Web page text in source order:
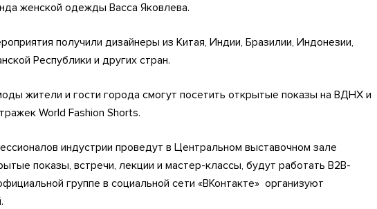
женской одежды Васса Яковлева.
получили дизайнеры из Китая, Индии, Бразилии, Индонезии,
Республики и других стран.
жители и гости города смогут посетить открытые показы на ВДНХ и
World Fashion Shorts.
индустрии проведут в Центральном выставочном зале
показы, встречи, лекции и мастер-классы, будут работать B2B-
группе в социальной сети «ВКонтакте» организуют